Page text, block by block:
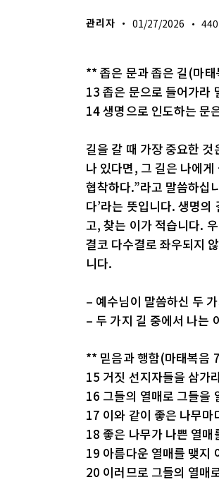
관리자 01/27/2026 440
** 좁은 문과 좁은 길(마
13 좁은 문으로 들어가라
14 생명으로 인도하는 문
길을 갈 때 가장 중요한
나 있다면, 그 길은 나에
협착하다.”라고 말씀하십
다’라는 뜻입니다. 생명
고, 찾는 이가 적습니다.
결코 다수결로 좌우되지
니다.
– 예수님이 말씀하신 두
– 두 가지 길 중에서 나는
** 믿음과 행함(마태복음
15 거짓 선지자들을 삼가
16 그들의 열매로 그들을
17 이와 같이 좋은 나무마
18 좋은 나무가 나쁜 열
19 아름다운 열매를 맺지
20 이러므로 그들의 열매